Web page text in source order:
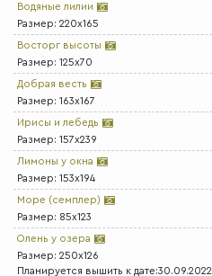
Водяные лилии
Размер: 220x165
Восторг высоты
Размер: 125x70
Добрая весть
Размер: 163x167
Ирисы и лебедь
Размер: 157x239
Лимоны у окна
Размер: 153x194
Море (семплер)
Размер: 85x123
Олень у озера
Размер: 250x126
Планируется вышить к дате:30.09.2022